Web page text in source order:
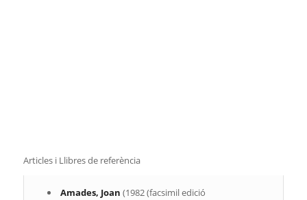
Articles i Llibres de referència
Amades, Joan (1982 (facsimil edició